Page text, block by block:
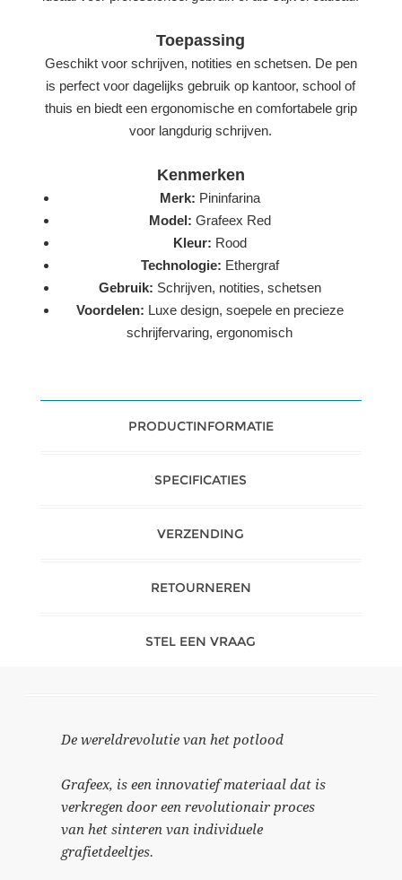
Toepassing
Geschikt voor schrijven, notities en schetsen. De pen
is perfect voor dagelijks gebruik op kantoor, school of
thuis en biedt een ergonomische en comfortabele grip
voor langdurig schrijven.
Kenmerken
Merk: Pininfarina
Model: Grafeex Red
Kleur: Rood
Technologie: Ethergraf
Gebruik: Schrijven, notities, schetsen
Voordelen: Luxe design, soepele en precieze
schrijfervaring, ergonomisch
PRODUCTINFORMATIE
SPECIFICATIES
VERZENDING
RETOURNEREN
STEL EEN VRAAG
De wereldrevolutie van het potlood
Grafeex, is een innovatief materiaal dat is
verkregen door een revolutionair proces
van het sinteren van individuele
grafietdeeltjes.